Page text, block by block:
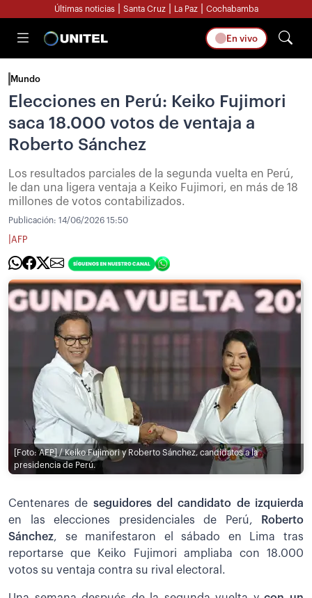
Últimas noticias Santa Cruz La Paz Cochabamba
En vivo
Mundo
Elecciones en Perú: Keiko Fujimori
saca 18.000 votos de ventaja a
Roberto Sánchez
Los resultados parciales de la segunda vuelta en Perú,
le dan una ligera ventaja a Keiko Fujimori, en más de 18
millones de votos contabilizados.
Publicación: 14/06/2026 15:50
AFP
[Foto: AFP] / Keiko Fujimori y Roberto Sánchez, candidatos a la
presidencia de Perú.
Centenares de seguidores del candidato de izquierda
en las elecciones presidenciales de Perú,
Roberto
Sánchez, se manifestaron el sábado en Lima tras
reportarse que Keiko Fujimori ampliaba con 18.000
votos su ventaja contra su rival electoral.